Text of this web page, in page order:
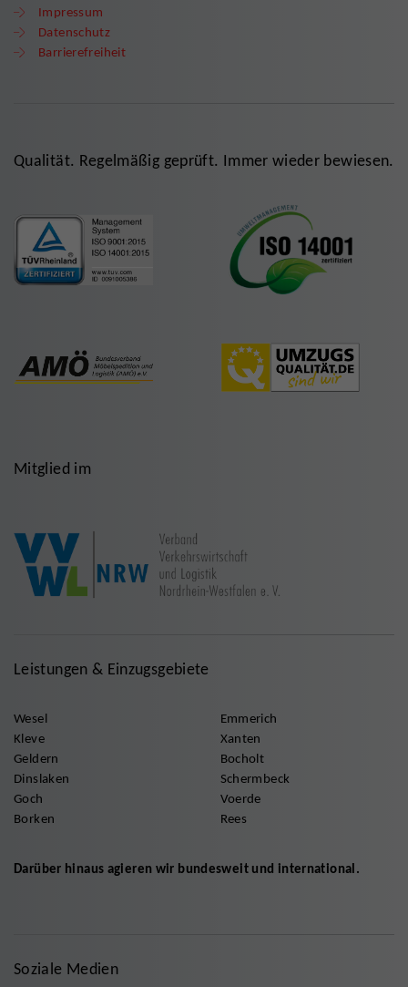
Impressum
Datenschutz
Barrierefreiheit
Qualität. Regelmäßig geprüft. Immer wieder bewiesen.
Mitglied im
Leistungen & Einzugsgebiete
Wesel
Kleve
Geldern
Dinslaken
Goch
Borken
Emmerich
Xanten
Bocholt
Schermbeck
Voerde
Rees
Darüber hinaus agieren wir bundesweit und international.
Soziale Medien